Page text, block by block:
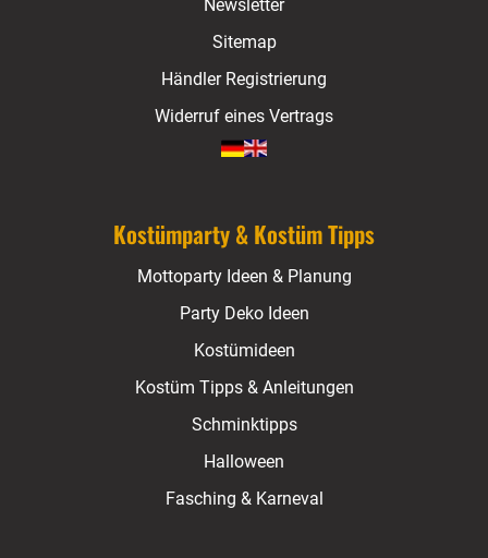
Newsletter
Sitemap
Händler Registrierung
Widerruf eines Vertrags
Kostümparty & Kostüm Tipps
Mottoparty Ideen & Planung
Party Deko Ideen
Kostümideen
Kostüm Tipps & Anleitungen
Schminktipps
Halloween
Fasching & Karneval